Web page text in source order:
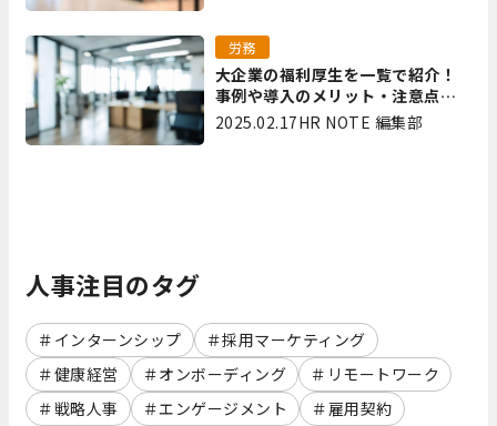
大企業の福利厚生を一覧で紹介！
事例や導入のメリット・注意点を
解説
労務
2025.02.17HR NOTE 編集部
人事注目のタグ
インターンシップ
採用マーケティング
健康経営
オンボーディング
リモートワーク
戦略人事
エンゲージメント 雇用契約